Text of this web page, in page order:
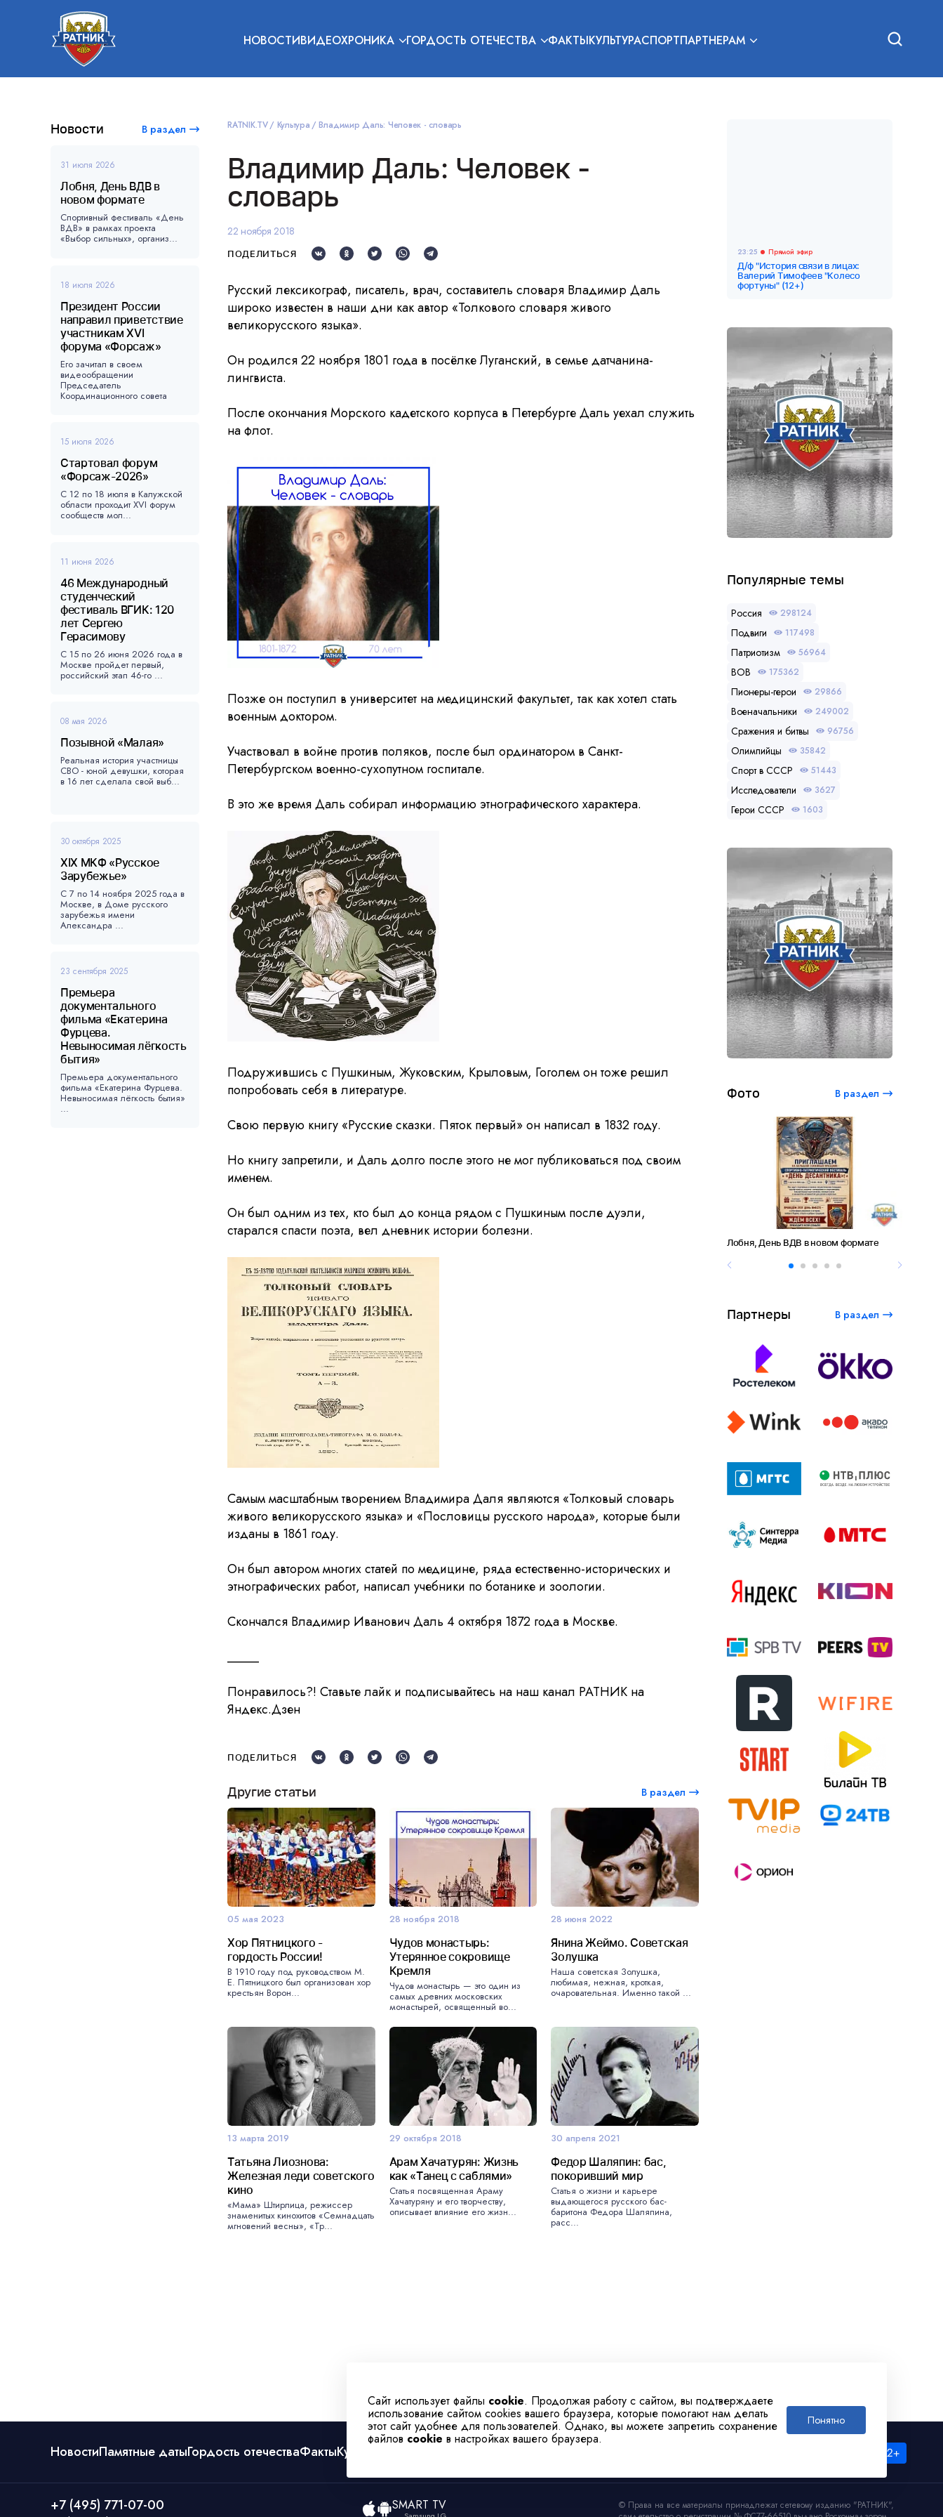
НОВОСТИВИДЕОХРОНИКА ГОРДОСТЬ ОТЕЧЕСТВА ФАКТЫКУЛЬТУРАСПОРТПАРТНЕРАМ
Сайт использует файлы cookie. Продолжая работу с сайтом, вы подтверждаете
использование сайтом cookies вашего браузера, которые помогают нам делать
этот сайт удобнее для пользователей. Однако, вы можете запретить сохранение
файлов cookie в настройках вашего браузера.
Понятно
Новости В раздел
31 июля 2026
Лобня, День ВДВ в
новом формате
Спортивный фестиваль «День
ВДВ» в рамках проекта
«Выбор сильных», организ...
18 июля 2026
Президент России
направил приветствие
участникам XVI
форума «Форсаж»
Его зачитал в своем
видеообращении
Председатель
Координационного совета
15 июля 2026
Стартовал форум
«Форсаж-2026»
С 12 по 18 июля в Калужской
области проходит XVI форум
сообществ мол...
11 июня 2026
46 Международный
студенческий
фестиваль ВГИК: 120
лет Сергею
Герасимову
С 15 по 26 июня 2026 года в
Москве пройдет первый,
российский этап 46-го ...
08 мая 2026
Позывной «Малая»
Реальная история участницы
СВО - юной девушки, которая
в 16 лет сделала свой выб...
30 октября 2025
XIX МКФ «Русское
Зарубежье»
С 7 по 14 ноября 2025 года в
Москве, в Доме русского
зарубежья имени
Александра ...
23 сентября 2025
Премьера
документального
фильма «Екатерина
Фурцева.
Невыносимая лёгкость
бытия»
Премьера документального
фильма «Екатерина Фурцева.
Невыносимая лёгкость бытия»
...
RATNIK.TV Культура Владимир Даль: Человек - словарь
Владимир Даль: Человек -
словарь
22 ноября 2018
ПОДЕЛИТЬСЯ
Русский лексикограф, писатель, врач, составитель словаря Владимир Даль
широко известен в наши дни как автор «Толкового словаря живого
великорусского языка».
Он родился 22 ноября 1801 года в посёлке Луганский, в семье датчанина-
лингвиста.
После окончания Морского кадетского корпуса в Петербурге Даль уехал служить
на флот.
Позже он поступил в университет на медицинский факультет, так как хотел стать
военным доктором.
Участвовал в войне против поляков, после был ординатором в Санкт-
Петербургском военно-сухопутном госпитале.
В это же время Даль собирал информацию этнографического характера.
Подружившись с Пушкиным, Жуковским, Крыловым, Гоголем он тоже решил
попробовать себя в литературе.
Свою первую книгу «Русские сказки. Пяток первый» он написал в 1832 году.
Но книгу запретили, и Даль долго после этого не мог публиковаться под своим
именем.
Он был одним из тех, кто был до конца рядом с Пушкиным после дуэли,
старался спасти поэта, вел дневник истории болезни.
Самым масштабным творением Владимира Даля являются «Толковый словарь
живого великорусского языка» и «Пословицы русского народа», которые были
изданы в 1861 году.
Он был автором многих статей по медицине, ряда естественно-исторических и
этнографических работ, написал учебники по ботанике и зоологии.
Скончался Владимир Иванович Даль 4 октября 1872 года в Москве.
_____
Понравилось?! Ставьте лайк и подписывайтесь на наш канал РАТНИК на
Яндекс.Дзен
ПОДЕЛИТЬСЯ
Другие статьи В раздел
05 мая 2023
Хор Пятницкого -
гордость России!
В 1910 году под руководством М.
Е. Пятницкого был организован хор
крестьян Ворон...
28 ноября 2018
Чудов монастырь:
Утерянное сокровище
Кремля
Чудов монастырь — это один из
самых древних московских
монастырей, освященный во...
28 июня 2022
Янина Жеймо. Советская
Золушка
Наша советская Золушка,
любимая, нежная, кроткая,
очаровательная. Именно такой ...
13 марта 2019
Татьяна Лиознова:
Железная леди советского
кино
«Мама» Штирлица, режиссер
знаменитых кинохитов «Семнадцать
мгновений весны», «Тр...
29 октября 2018
Арам Хачатурян: Жизнь
как «Танец с саблями»
Статья посвященная Араму
Хачатуряну и его творчеству,
описывает влияние его жизн...
30 апреля 2021
Федор Шаляпин: бас,
покоривший мир
Статья о жизни и карьере
выдающегося русского бас-
баритона Федора Шаляпина,
расс...
23:25 Прямой эфир
Д/ф "История связи в лицах:
Валерий Тимофеев "Колесо
фортуны" (12+)
Популярные темы
Россия 298124
Подвиги 117498
Патриотизм 56964
ВОВ 175362
Пионеры-герои 29866
Военачальники 249002
Сражения и битвы 96756
Олимпийцы 35842
Спорт в СССР 51443
Исследователи 3627
Герои СССР 1603
Фото В раздел
Лобня, День ВДВ в новом формате
Партнеры В раздел
НовостиПамятные датыГордость отечестваФактыКультура
+7 (495) 771-07-00 SMART TV
© Права на все материалы принадлежат сетевому изданию "РАТНИК",